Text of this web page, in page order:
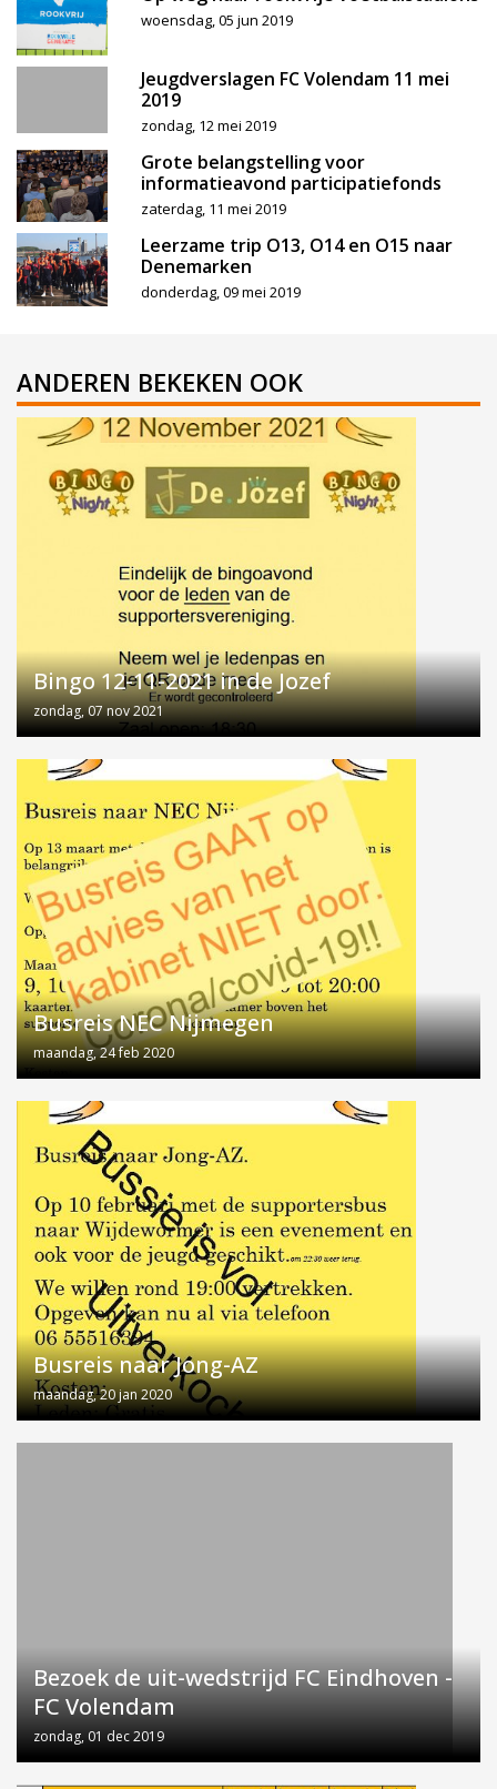
woensdag, 05 jun 2019
Jeugdverslagen FC Volendam 11 mei
2019
zondag, 12 mei 2019
Grote belangstelling voor
informatieavond participatiefonds
zaterdag, 11 mei 2019
Leerzame trip O13, O14 en O15 naar
Denemarken
donderdag, 09 mei 2019
ANDEREN BEKEKEN OOK
Bingo 12-11-2021 in de Jozef
zondag, 07 nov 2021
Busreis NEC Nijmegen
maandag, 24 feb 2020
Busreis naar Jong-AZ
maandag, 20 jan 2020
Bezoek de uit-wedstrijd FC Eindhoven -
FC Volendam
zondag, 01 dec 2019